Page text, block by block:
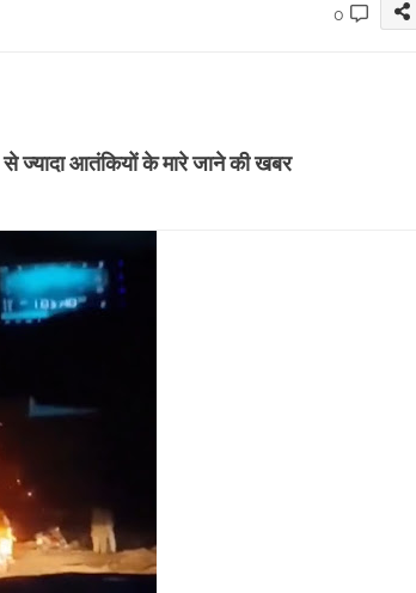
0
ज्यादा आतंकियों के मारे जाने की खबर